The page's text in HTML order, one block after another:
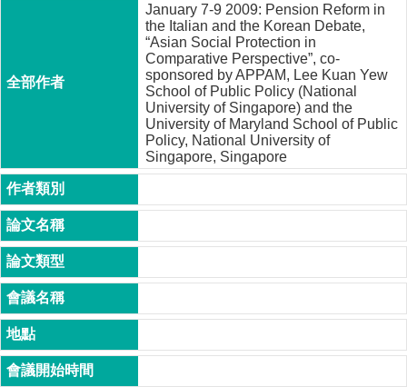
碩
職
專
班
學
術
研
究
國
家
發
January 7-9 2009: Pension Reform in
the Italian and the Korean Debate,
“Asian Social Protection in
Comparative Perspective”, co-
sponsored by APPAM, Lee Kuan Yew
School of Public Policy (National
University of Singapore) and the
University of Maryland School of Public
Policy, National University of
Singapore, Singapore